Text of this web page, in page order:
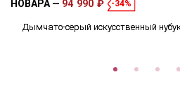
НОВАРА 94 990 ₽ -34%
Дымчато-серый искусственный